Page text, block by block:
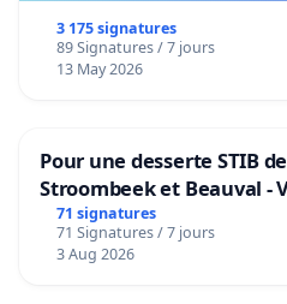
3 175 signatures
89 Signatures / 7 jours
13 May 2026
Pour une desserte STIB
Stroombeek et Beauval -
bediening van de wijken
Voor
71 signatures
71 Signatures / 7 jours
3 Aug 2026